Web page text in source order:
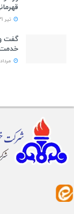
تیر 31, 1405
گفت
خدمت
مرداد 12, 1405